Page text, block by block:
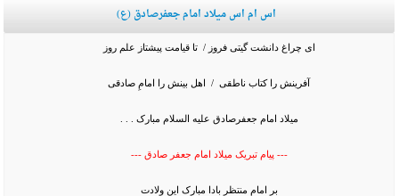
اس ام اس میلاد امام جعفرصادق (ع)
ای چراغ دانشت گیتی فروز / تا قیامت پیشتاز علم روز
آفرینش را کتاب ناطقی / اهل بینش را امامِ صادقی
میلاد امام جعفرصادق علیه السلام مبارک . . .
--- پیام تبریک میلاد امام جعفر صادق ---
بر امام منتظر بادا مبارک این ولادت